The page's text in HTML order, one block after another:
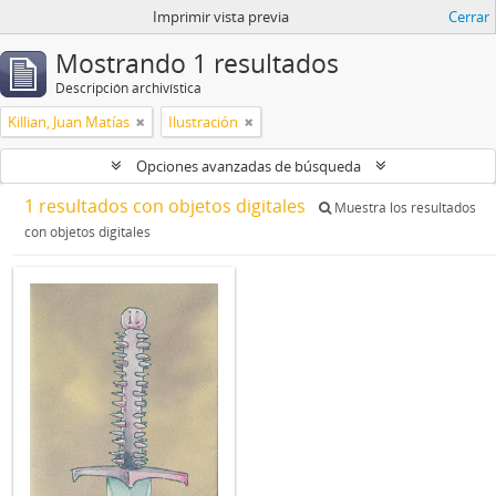
Imprimir vista previa Cerrar
Mostrando 1 resultados
Descripción archivística
Killian, Juan Matías Ilustración
Opciones avanzadas de búsqueda
1 resultados con objetos digitales
Muestra los resultados
con objetos digitales